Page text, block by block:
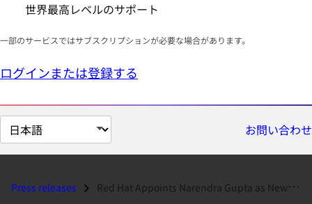
世界最高レベルのサポート
一部のサービスではサブスクリプションが必要な場合があります。
ログインまたは登録する
ペ
ー
の
お問い合わせ
Press releases Red Hat Appoints Narendra Gupta as New Chairman of the Board...